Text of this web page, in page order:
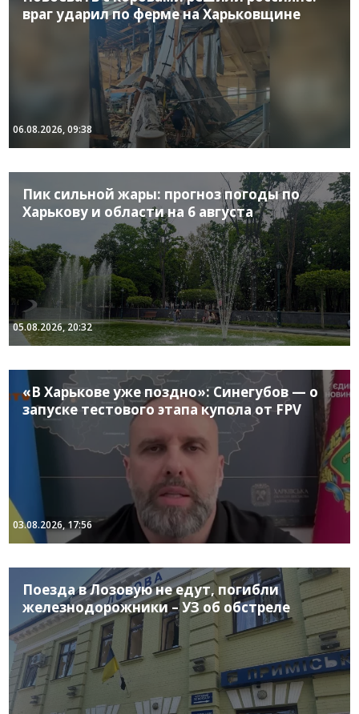
враг ударил по ферме на Харьковщине
06.08.2026, 09:38
Пик сильной жары: прогноз погоды по
Харькову и области на 6 августа
05.08.2026, 20:32
«В Харькове уже поздно»: Синегубов — о
запуске тестового этапа купола от FPV
03.08.2026, 17:56
Поезда в Лозовую не едут, погибли
железнодорожники – УЗ об обстреле